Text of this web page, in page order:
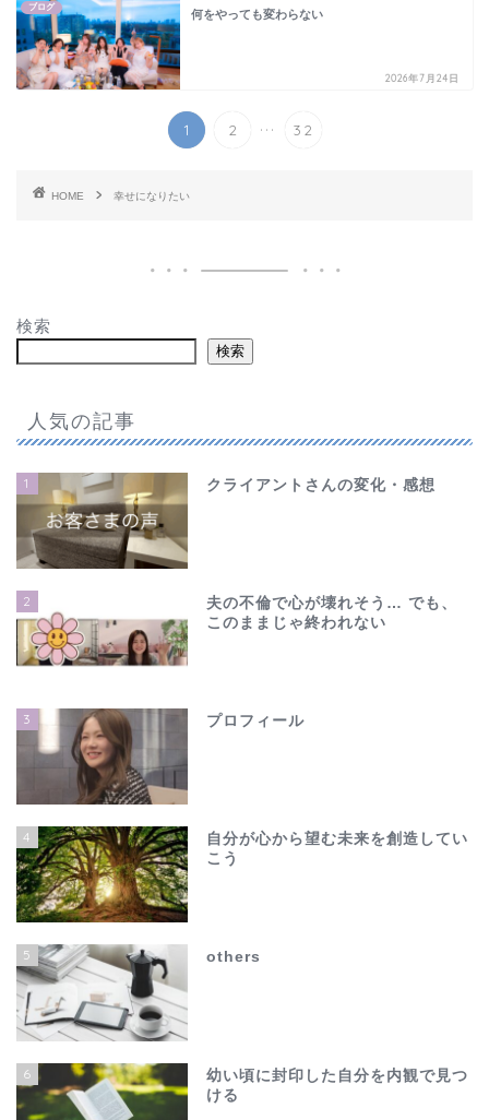
ブログ
何をやっても変わらない
2026年7月24日
1 2 ... 32
HOME 幸せになりたい
検索
検索
人気の記事
1 クライアントさんの変化・感想
2
夫の不倫で心が壊れそう… でも、
このままじゃ終われない
3 プロフィール
4
自分が心から望む未来を創造してい
こう
5 others
6
幼い頃に封印した自分を内観で見つ
ける
夫の不倫で心が壊れそう…
でも、このままじゃ終わ